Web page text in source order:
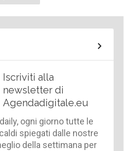
Iscriviti alla
newsletter di
Agendadigitale.eu
ogni giorno tutte le
spiegati dalle nostre
della settimana per